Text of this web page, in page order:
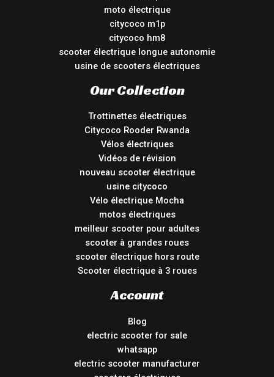
moto électrique
citycoco m1p
citycoco hm8
scooter électrique longue autonomie
usine de scooters électriques
Our Collection
Trottinettes électriques
Citycoco Rooder Rwanda
Vélos électriques
Vidéos de révision
nouveau scooter électrique
usine citycoco
Vélo électrique Mocha
motos électriques
meilleur scooter pour adultes
scooter à grandes roues
scooter électrique hors route
Scooter électrique à 3 roues
Account
Blog
electric scooter for sale
whatsapp
electric scooter manufacturer